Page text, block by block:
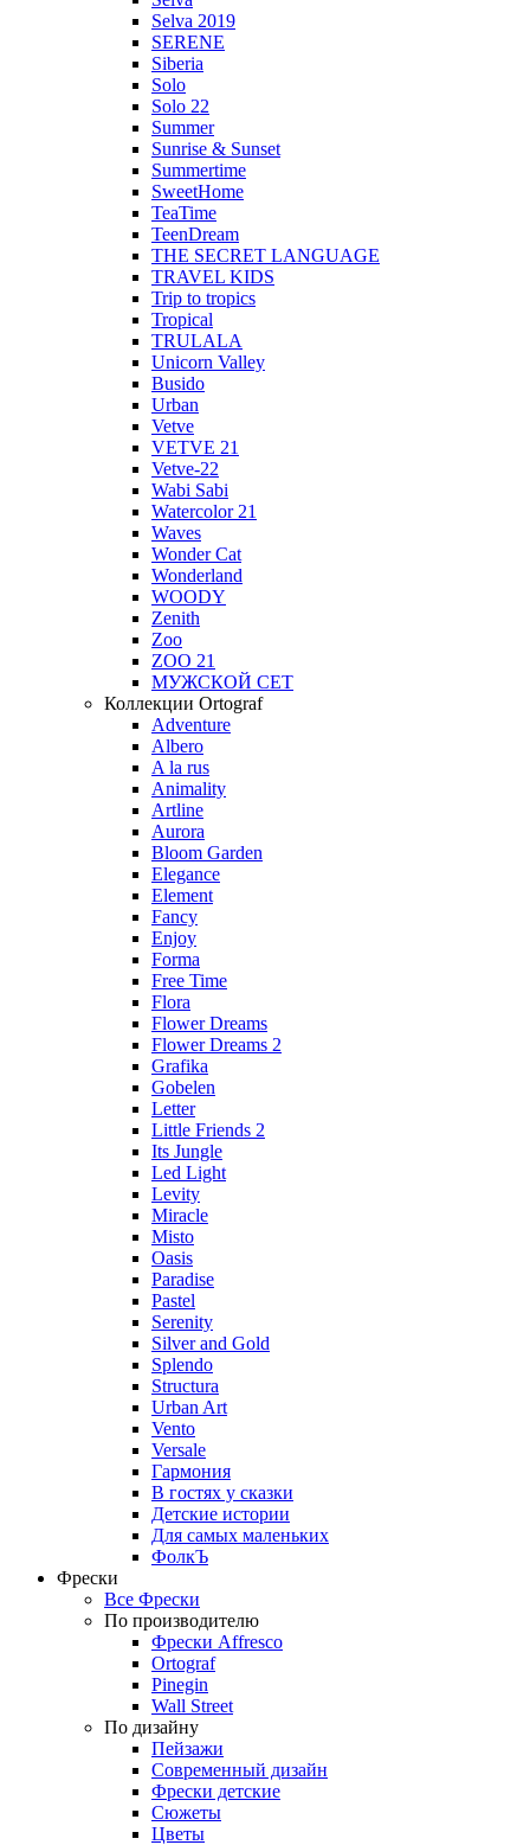
Selva 2019
SERENE
Siberia
Solo
Solo 22
Summer
Sunrise & Sunset
Summertime
SweetHome
TeaTime
TeenDream
THE SECRET LANGUAGE
TRAVEL KIDS
Trip to tropics
Tropical
TRULALA
Unicorn Valley
Busido
Urban
Vetve
VETVE 21
Vetve-22
Wabi Sabi
Watercolor 21
Waves
Wonder Cat
Wonderland
WOODY
Zenith
Zoo
ZOO 21
МУЖСКОЙ СЕТ
Коллекции Ortograf
Adventure
Albero
A la rus
Animality
Artline
Aurora
Bloom Garden
Elegance
Element
Fancy
Enjoy
Forma
Free Time
Flora
Flower Dreams
Flower Dreams 2
Grafika
Gobelen
Letter
Little Friends 2
Its Jungle
Led Light
Levity
Miracle
Misto
Oasis
Paradise
Pastel
Serenity
Silver and Gold
Splendo
Structura
Urban Art
Vento
Versale
Гармония
В гостях у сказки
Детские истории
Для самых маленьких
ФолкЪ
Фрески
Все Фрески
По производителю
Фрески Affresco
Ortograf
Pinegin
Wall Street
По дизайну
Пейзажи
Современный дизайн
Фрески детские
Сюжеты
Цветы